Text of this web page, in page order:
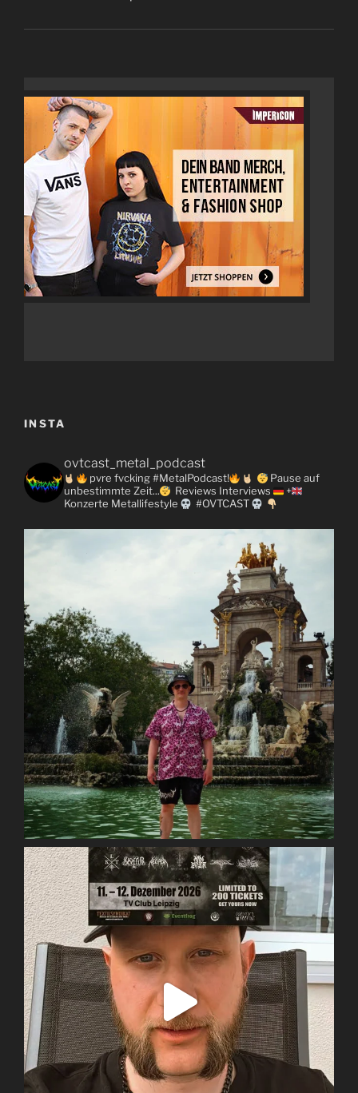
INSTA
ovtcast_metal_podcast
pvre fvcking #MetalPodcast!
Pause auf
unbestimmte Zeit...
Reviews Interviews
+
Konzerte Metallifestyle #OVTCAST